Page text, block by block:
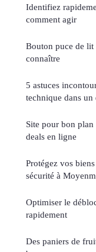
Identifiez
comment agir
Bouton puce de lit
connaître
5 astuces
technique dans
Site pour bon
deals en ligne
Protégez vos
sécurité à
Optimiser le
rapidement
Des paniers de